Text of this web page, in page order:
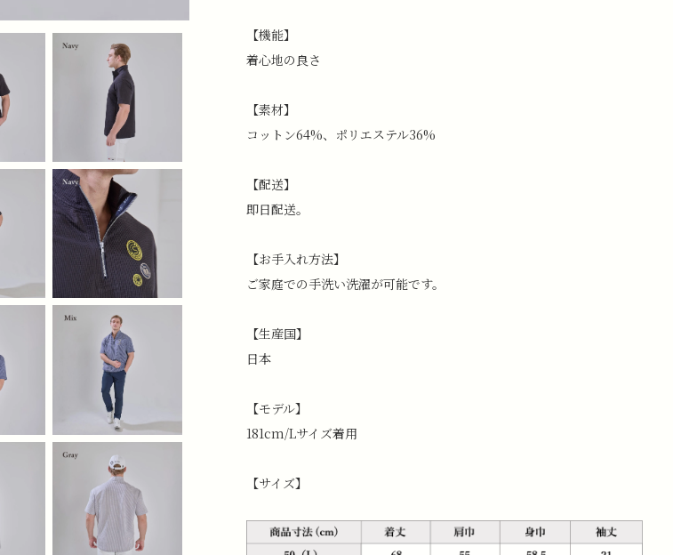
【機能】
着心地の良さ
【素材】
コットン64%、ポリエステル36%
【配送】
即日配送。
【お手入れ方法】
ご家庭での手洗い洗濯が可能です。
【生産国】
日本
【モデル】
181cm/Lサイズ着用
【サイズ】